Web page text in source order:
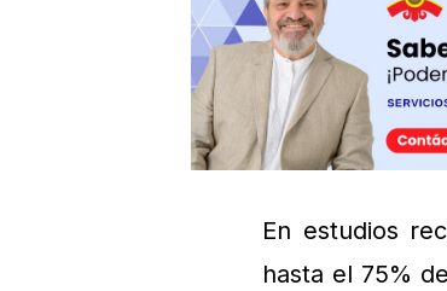
En estudios
hasta el 75%